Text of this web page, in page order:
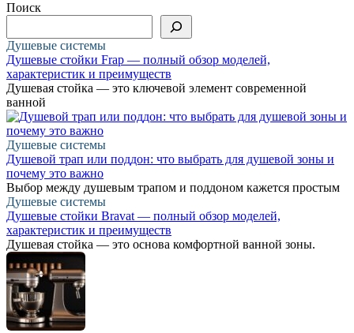
Поиск
Душевые системы
Душевые стойки Frap — полный обзор моделей,
характеристик и преимуществ
Душевая стойка — это ключевой элемент современной
ванной
Душевые системы
Душевой трап или поддон: что выбрать для душевой зоны и
почему это важно
Выбор между душевым трапом и поддоном кажется простым
Душевые системы
Душевые стойки Bravat — полный обзор моделей,
характеристик и преимуществ
Душевая стойка — это основа комфортной ванной зоны.